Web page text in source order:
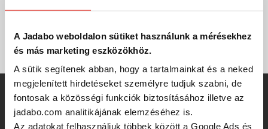
A Jadabo weboldalon sütiket használunk a mérésekhez
és más marketing eszközökhöz.
A sütik segítenek abban, hogy a tartalmainkat és a neked
megjelenített hirdetéseket személyre tudjuk szabni, de
fontosak a közösségi funkciók biztosításához illetve az
jadabo.com analitikájának elemzéséhez is.
Az adatokat felhasználjuk többek között a Google Ads és
SZINTÉN KIVÁLÓAK